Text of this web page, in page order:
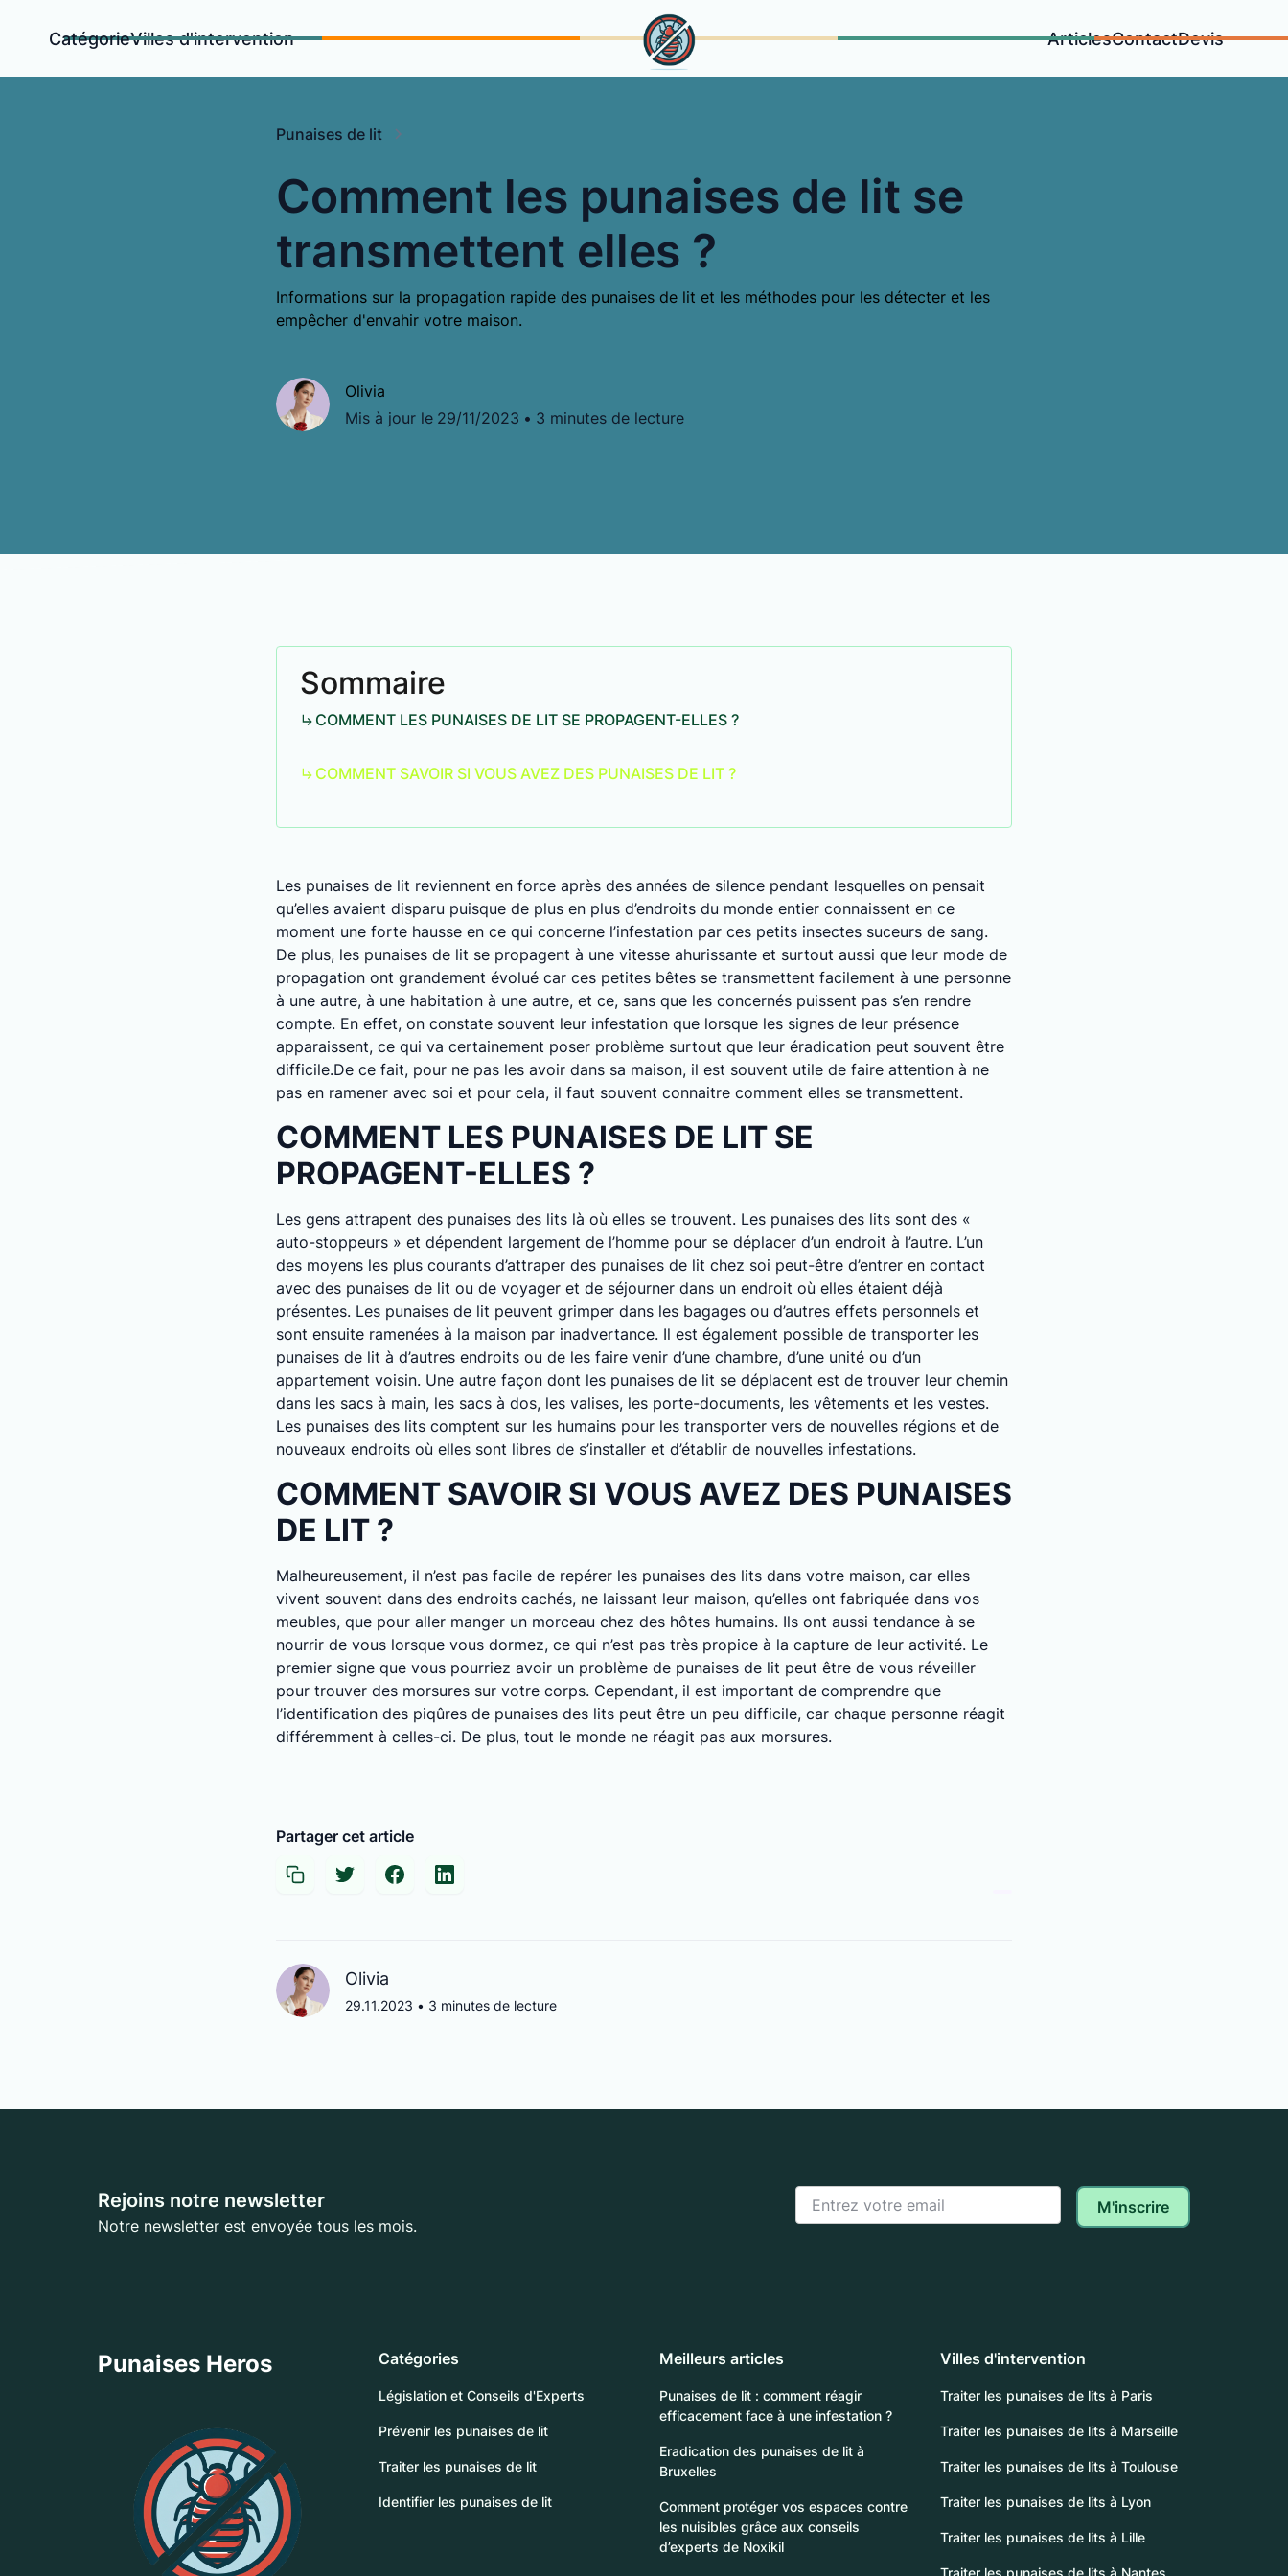
CatégorieVilles d'intervention ArticlesContactDevis
Punaises de lit
Comment les punaises de lit se
transmettent elles ?
Informations sur la propagation rapide des punaises de lit et les méthodes pour les détecter et les
empêcher d'envahir votre maison.
Olivia
Mis à jour le 29/11/2023 • 3 minutes de lecture
Sommaire
COMMENT LES PUNAISES DE LIT SE PROPAGENT-ELLES ?
COMMENT SAVOIR SI VOUS AVEZ DES PUNAISES DE LIT ?
Les punaises de lit reviennent en force après des années de silence pendant lesquelles on pensait
qu’elles avaient disparu puisque de plus en plus d’endroits du monde entier connaissent en ce
moment une forte hausse en ce qui concerne l’infestation par ces petits insectes suceurs de sang.
De plus, les punaises de lit se propagent à une vitesse ahurissante et surtout aussi que leur mode de
propagation ont grandement évolué car ces petites bêtes se transmettent facilement à une personne
à une autre, à une habitation à une autre, et ce, sans que les concernés puissent pas s’en rendre
compte. En effet, on constate souvent leur infestation que lorsque les signes de leur présence
apparaissent, ce qui va certainement poser problème surtout que leur éradication peut souvent être
difficile.De ce fait, pour ne pas les avoir dans sa maison, il est souvent utile de faire attention à ne
pas en ramener avec soi et pour cela, il faut souvent connaitre comment elles se transmettent.
COMMENT LES PUNAISES DE LIT SE
PROPAGENT-ELLES ?
Les gens attrapent des punaises des lits là où elles se trouvent. Les punaises des lits sont des «
auto-stoppeurs » et dépendent largement de l’homme pour se déplacer d’un endroit à l’autre. L’un
des moyens les plus courants d’attraper des punaises de lit chez soi peut-être d’entrer en contact
avec des punaises de lit ou de voyager et de séjourner dans un endroit où elles étaient déjà
présentes. Les punaises de lit peuvent grimper dans les bagages ou d’autres effets personnels et
sont ensuite ramenées à la maison par inadvertance. Il est également possible de transporter les
punaises de lit à d’autres endroits ou de les faire venir d’une chambre, d’une unité ou d’un
appartement voisin. Une autre façon dont les punaises de lit se déplacent est de trouver leur chemin
dans les sacs à main, les sacs à dos, les valises, les porte-documents, les vêtements et les vestes.
Les punaises des lits comptent sur les humains pour les transporter vers de nouvelles régions et de
nouveaux endroits où elles sont libres de s’installer et d’établir de nouvelles infestations.
COMMENT SAVOIR SI VOUS AVEZ DES PUNAISES
DE LIT ?
Malheureusement, il n’est pas facile de repérer les punaises des lits dans votre maison, car elles
vivent souvent dans des endroits cachés, ne laissant leur maison, qu’elles ont fabriquée dans vos
meubles, que pour aller manger un morceau chez des hôtes humains. Ils ont aussi tendance à se
nourrir de vous lorsque vous dormez, ce qui n’est pas très propice à la capture de leur activité. Le
premier signe que vous pourriez avoir un problème de punaises de lit peut être de vous réveiller
pour trouver des morsures sur votre corps. Cependant, il est important de comprendre que
l’identification des piqûres de punaises des lits peut être un peu difficile, car chaque personne réagit
différemment à celles-ci. De plus, tout le monde ne réagit pas aux morsures.
Partager cet article
Olivia
29.11.2023 • 3 minutes de lecture
Rejoins notre newsletter
Notre newsletter est envoyée tous les mois.
Punaises Heros Catégories
Législation et Conseils d'Experts
Prévenir les punaises de lit
Traiter les punaises de lit
Identifier les punaises de lit
Meilleurs articles
Punaises de lit : comment réagir
efficacement face à une infestation ?
Eradication des punaises de lit à
Bruxelles
Comment protéger vos espaces contre
les nuisibles grâce aux conseils
d’experts de Noxikil
Villes d'intervention
Traiter les punaises de lits à Paris
Traiter les punaises de lits à Marseille
Traiter les punaises de lits à Toulouse
Traiter les punaises de lits à Lyon
Traiter les punaises de lits à Lille
Traiter les punaises de lits à Nantes